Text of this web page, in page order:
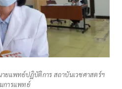
ยแพทย์ปฏิบัติการ สถาบันเวชศาสตร์ฯ
การแพทย์